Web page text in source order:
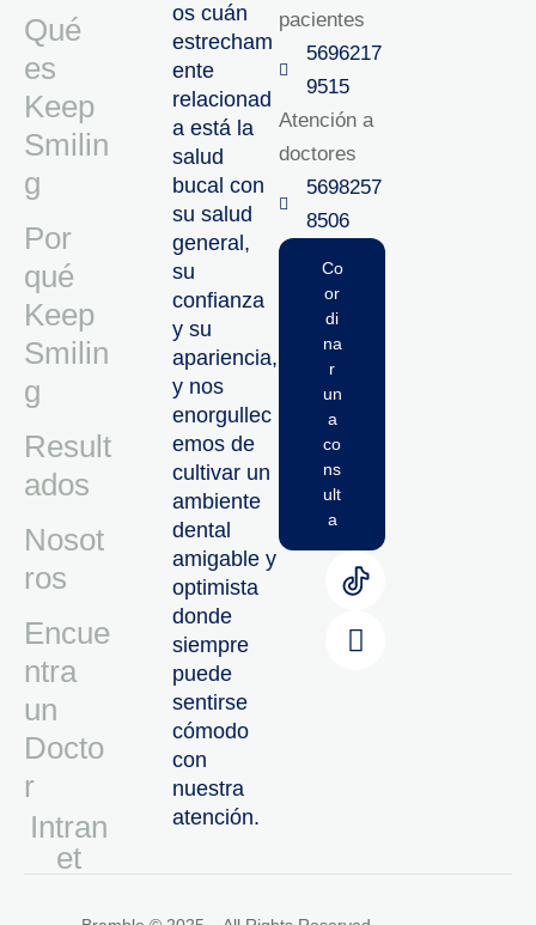
Qué
es
Keep
Smilin
g
Por
qué
Keep
Smilin
g
Result
ados
Nosot
ros
Encue
ntra
un
Docto
r
Intran
Et
os cuán
estrecham
ente
relacionad
a está la
salud
bucal con
su salud
general,
su
confianza
y su
apariencia,
y nos
enorgullec
emos de
cultivar un
ambiente
dental
amigable y
optimista
donde
siempre
puede
sentirse
cómodo
con
nuestra
atención.
pacientes
5696217
9515‬
Atención a
doctores
5698257
8506‬
Co
or
di
na
r
un
a
co
ns
ult
a